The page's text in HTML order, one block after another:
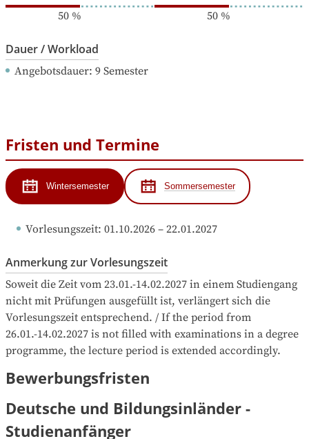
50% 50%
Dauer / Workload
Angebotsdauer: 9 Semester
Fristen und Termine
Wintersemester Sommersemester
Vorlesungszeit: 01.10.2026 – 22.01.2027
Anmerkung zur Vorlesungszeit
Soweit die Zeit vom 23.01.-14.02.2027 in einem Studiengang
nicht mit Prüfungen ausgefüllt ist, verlängert sich die
Vorlesungszeit entsprechend. / If the period from
26.01.-14.02.2027 is not filled with examinations in a degree
programme, the lecture period is extended accordingly.
Bewerbungsfristen
Deutsche und Bildungsinländer -
Studienanfänger